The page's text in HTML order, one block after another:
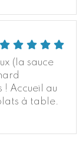
(la sauce
! Accueil au
à table.